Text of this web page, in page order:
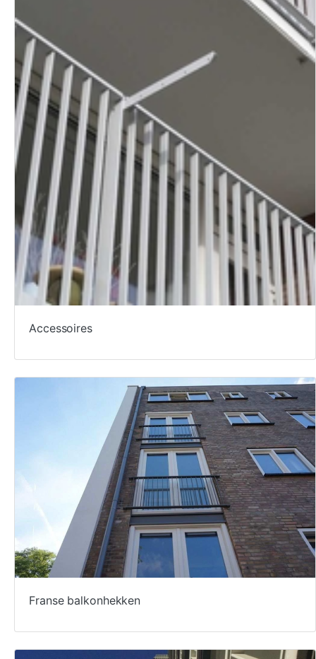
Accessoires
Franse balkonhekken